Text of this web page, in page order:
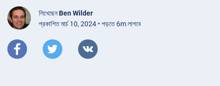
লিখেছেনBen Wilder
প্রকাশিত মার্চ 10, 2024 • পড়তে 6m লাগবে